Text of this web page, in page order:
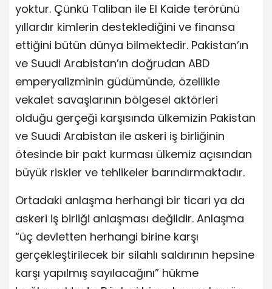
yoktur. Çünkü Taliban ile El Kaide terörünü
yıllardır kimlerin desteklediğini ve finansa
ettiğini bütün dünya bilmektedir. Pakistan’ın
ve Suudi Arabistan’ın doğrudan ABD
emperyalizminin güdümünde, özellikle
vekalet savaşlarının bölgesel aktörleri
olduğu gerçeği karşısında ülkemizin Pakistan
ve Suudi Arabistan ile askeri iş birliğinin
ötesinde bir pakt kurması ülkemiz açısından
büyük riskler ve tehlikeler barındırmaktadır.
Ortadaki anlaşma herhangi bir ticari ya da
askeri iş birliği anlaşması değildir. Anlaşma
“üç devletten herhangi birine karşı
gerçekleştirilecek bir silahlı saldırının hepsine
karşı yapılmış sayılacağını” hükme